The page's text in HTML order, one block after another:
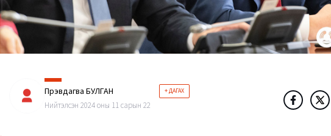
Пүрэвдагва БУЛГАН + ДАГАХ
Нийтэлсэн 2024 оны 11 сарын 22